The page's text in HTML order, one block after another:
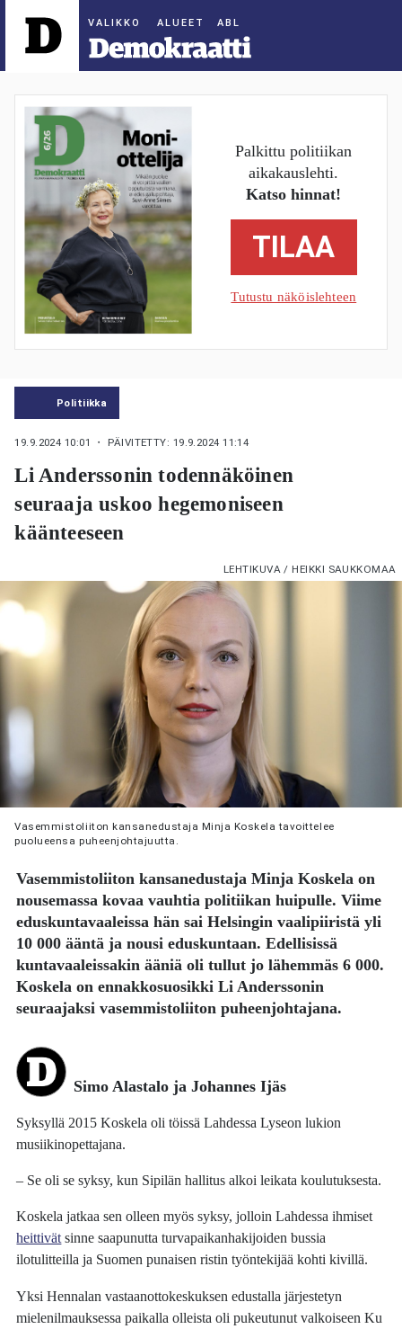
ALUEET
Palkittu politiikan
aikakauslehti.
Katso hinnat!
TILAA
Tutustu näköislehteen
Politiikka
19.9.2024 10:01 ・ PÄIVITETTY: 19.9.2024 11:14
Li Anderssonin todennäköinen
seuraaja uskoo hegemoniseen
käänteeseen
LEHTIKUVA / HEIKKI SAUKKOMAA
Vasemmistoliiton kansanedustaja Minja Koskela tavoittelee
puolueensa puheenjohtajuutta.
Vasemmistoliiton kansanedustajaMinja Koskela on
nousemassa kovaa vauhtia politiikan huipulle. Viime
eduskuntavaaleissa hän sai Helsingin vaalipiiristä yli
10 000 ääntä ja nousi eduskuntaan. Edellisissä
kuntavaaleissakin ääniä oli tullut jo lähemmäs 6 000.
Koskela on ennakkosuosikkiLi Anderssonin
seuraajaksi vasemmistoliiton puheenjohtajana.
Simo Alastalo ja Johannes Ijäs
Syksyllä 2015 Koskela oli töissä Lahdessa Lyseon lukion
musiikinopettajana.
– Se oli se syksy, kun Sipilän hallitus alkoi leikata koulutuksesta.
Koskela jatkaa sen olleen myös syksy, jolloin Lahdessa ihmiset
heittivätsinne saapunutta turvapaikanhakijoiden bussia
ilotulitteilla ja Suomen punaisen ristin työntekijää kohti kivillä.
Yksi Hennalan vastaanottokeskuksen edustalla järjestetyn
mielenilmauksessa paikalla olleista oli pukeutunut valkoiseen Ku